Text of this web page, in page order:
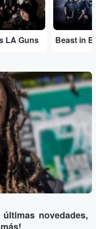
LA Guns Beast in
novedades,